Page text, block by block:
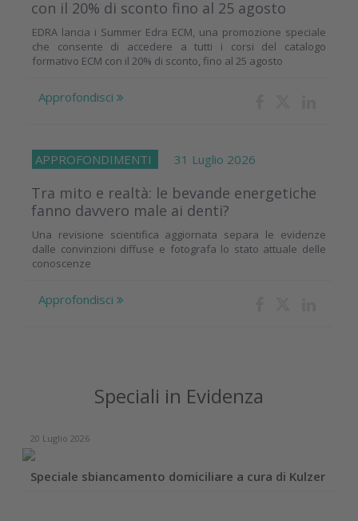
con il 20% di sconto fino al 25 agosto
EDRA lancia i Summer Edra ECM, una promozione speciale
che consente di accedere a tutti i corsi del catalogo
formativo ECM con il 20% di sconto, fino al 25 agosto
Approfondisci
APPROFONDIMENTI 31 Luglio 2026
Tra mito e realtà: le bevande energetiche
fanno davvero male ai denti?
Una revisione scientifica aggiornata separa le evidenze
dalle convinzioni diffuse e fotografa lo stato attuale delle
conoscenze
Approfondisci
Speciali in Evidenza
20 Luglio 2026
Speciale sbiancamento domiciliare a cura di Kulzer